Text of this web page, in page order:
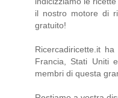
il nostro motore di
gratuito!
Ricercadiricette.it
Francia, Stati Uniti
membri di questa